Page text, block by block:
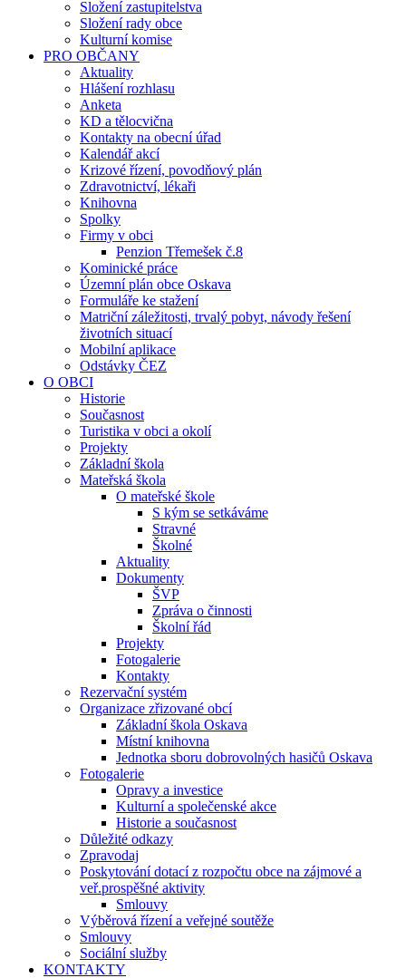
Složení zastupitelstva
Složení rady obce
Kulturní komise
PRO OBČANY
Aktuality
Hlášení rozhlasu
Anketa
KD a tělocvična
Kontakty na obecní úřad
Kalendář akcí
Krizové řízení, povodňový plán
Zdravotnictví, lékaři
Knihovna
Spolky
Firmy v obci
Penzion Třemešek č.8
Kominické práce
Územní plán obce Oskava
Formuláře ke stažení
Matriční záležitosti, trvalý pobyt, návody řešení
životních situací
Mobilní aplikace
Odstávky ČEZ
O OBCI
Historie
Současnost
Turistika v obci a okolí
Projekty
Základní škola
Mateřská škola
O mateřské škole
S kým se setkáváme
Stravné
Školné
Aktuality
Dokumenty
ŠVP
Zpráva o činnosti
Školní řád
Projekty
Fotogalerie
Kontakty
Rezervační systém
Organizace zřizované obcí
Základní škola Oskava
Místní knihovna
Jednotka sboru dobrovolných hasičů Oskava
Fotogalerie
Opravy a investice
Kulturní a společenské akce
Historie a současnost
Důležité odkazy
Zpravodaj
Poskytování dotací z rozpočtu obce na zájmové a
veř.prospěšné aktivity
Smlouvy
Výběrová řízení a veřejné soutěže
Smlouvy
Sociální služby
KONTAKTY